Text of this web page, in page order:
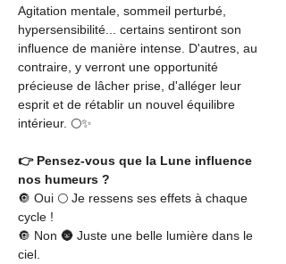
Agitation mentale, sommeil perturbé,
hypersensibilité... certains sentiront son
influence de manière intense. D'autres, au
contraire, y verront une opportunité
précieuse de lâcher prise, d'alléger leur
esprit et de rétablir un nouvel équilibre
intérieur. 🌕✨
👉 Pensez-vous que la Lune influence
nos humeurs ?
🔘 Oui 🌕 Je ressens ses effets à chaque
cycle !
🔘 Non 🌚 Juste une belle lumière dans le
ciel.